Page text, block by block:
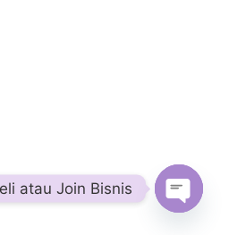
atau Join Bisnis